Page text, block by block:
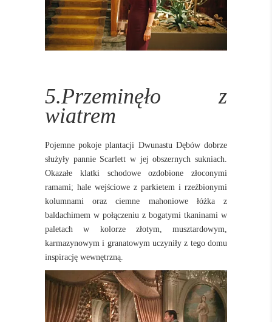
5.Przeminęło z
wiatrem
Pojemne pokoje plantacji Dwunastu Dębów dobrze
służyły pannie Scarlett w jej obszernych sukniach.
Okazałe klatki schodowe ozdobione złoconymi
ramami; hale wejściowe z parkietem i rzeźbionymi
kolumnami oraz ciemne mahoniowe łóżka z
baldachimem w połączeniu z bogatymi tkaninami w
paletach w kolorze złotym, musztardowym,
karmazynowym i granatowym uczyniły z tego domu
inspirację wewnętrzną.